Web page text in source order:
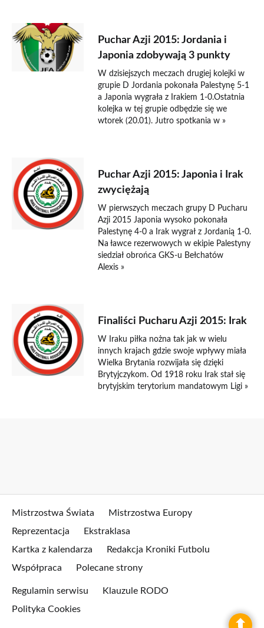
Puchar Azji 2015: Jordania i
Japonia zdobywają 3 punkty
W dzisiejszych meczach drugiej kolejki w
grupie D Jordania pokonała Palestynę 5-1
a Japonia wygrała z Irakiem 1-0.Ostatnia
kolejka w tej grupie odbędzie się we
wtorek (20.01). Jutro spotkania w »
Puchar Azji 2015: Japonia i Irak
zwyciężają
W pierwszych meczach grupy D Pucharu
Azji 2015 Japonia wysoko pokonała
Palestynę 4-0 a Irak wygrał z Jordanią 1-0.
Na ławce rezerwowych w ekipie Palestyny
siedział obrońca GKS-u Bełchatów
Alexis »
Finaliści Pucharu Azji 2015: Irak
W Iraku piłka nożna tak jak w wielu
innych krajach gdzie swoje wpływy miała
Wielka Brytania rozwijała się dzięki
Brytyjczykom. Od 1918 roku Irak stał się
brytyjskim terytorium mandatowym Ligi »
Mistrzostwa Świata
Mistrzostwa Europy
Reprezentacja
Ekstraklasa
Kartka z kalendarza
Redakcja Kroniki Futbolu
Współpraca
Polecane strony
Regulamin serwisu
Klauzule RODO
Polityka Cookies